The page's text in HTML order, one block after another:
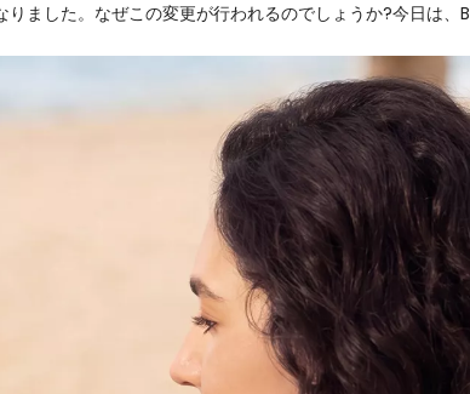
ました。なぜこの変更が行われるのでしょうか?今日は